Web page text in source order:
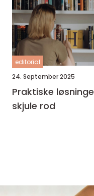
editorial
24. September 2025
Praktiske
skjule rod